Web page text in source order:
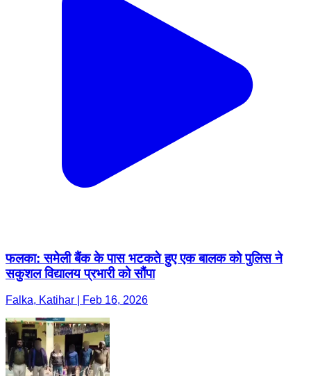
फलका: समेली बैंक के पास भटकते हुए एक बालक को पुलिस ने
सकुशल विद्यालय प्रभारी को सौंपा
Falka, Katihar | Feb 16, 2026